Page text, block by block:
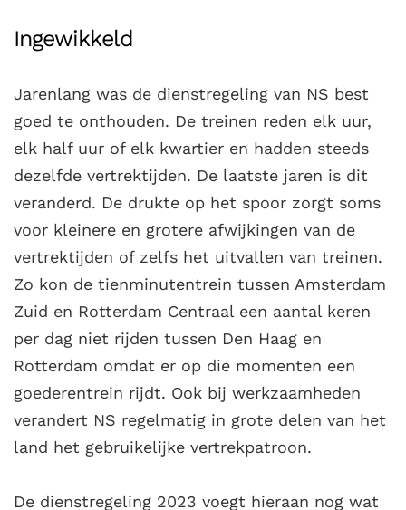
Ingewikkeld
Jarenlang was de dienstregeling van NS best
goed te onthouden. De treinen reden elk uur,
elk half uur of elk kwartier en hadden steeds
dezelfde vertrektijden. De laatste jaren is dit
veranderd. De drukte op het spoor zorgt soms
voor kleinere en grotere afwijkingen van de
vertrektijden of zelfs het uitvallen van treinen.
Zo kon de tienminutentrein tussen Amsterdam
Zuid en Rotterdam Centraal een aantal keren
per dag niet rijden tussen Den Haag en
Rotterdam omdat er op die momenten een
goederentrein rijdt. Ook bij werkzaamheden
verandert NS regelmatig in grote delen van het
land het gebruikelijke vertrekpatroon.
De dienstregeling 2023 voegt hieraan nog wat